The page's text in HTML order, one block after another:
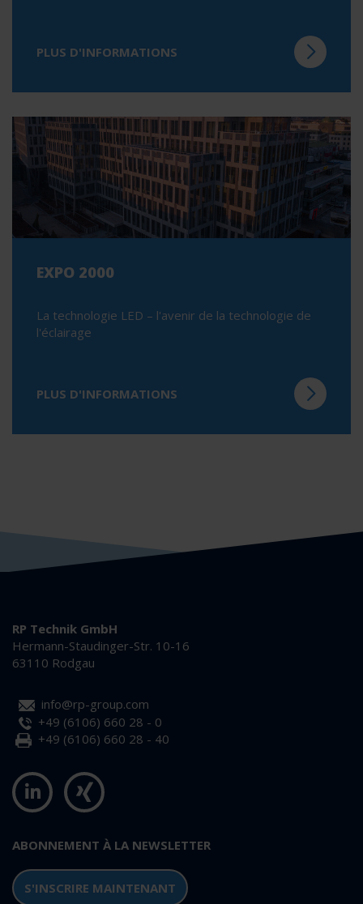
PLUS D'INFORMATIONS
EXPO 2000
La technologie LED – l'avenir de la technologie de
l'éclairage
PLUS D'INFORMATIONS
RP Technik GmbH
Hermann-Staudinger-Str. 10-16
63110 Rodgau
info@rp-group.com
+49 (6106) 660 28 - 0
+49 (6106) 660 28 - 40
ABONNEMENT À LA NEWSLETTER
S'INSCRIRE MAINTENANT